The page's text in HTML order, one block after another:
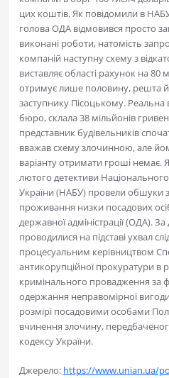
цих коштів. Як повідомили в
голова ОДА відмовився просто
виконані роботи, натомість
компаній наступну схему з
виставляє області рахунок на 80
отримує лише половину, решта
заступнику Пісоцькому. Реальна
бюро, склала 38 мільйонів
представник будівельників
вважав схему злочинною, але
варіанту отримати гроші немає.
лютого детективи
України (НАБУ) провели обшуки
проживання низки посадових
державної адміністрації (ОДА). За
проводилися на підставі ухвал
процесуальним керівництвом
антикорупційної прокуратури в
кримінального провадження за
одержання неправомірної
розмірі посадовими особами
вчинення злочину,
кодексу України.
Джерело: https://www.unian.ua/